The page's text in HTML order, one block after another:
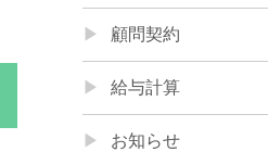
顧問契約
給与計算
お知らせ